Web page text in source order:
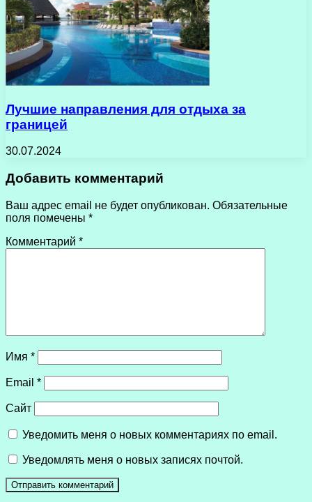
Лучшие направления для отдыха за
границей
30.07.2024
Добавить комментарий
Ваш адрес email не будет опубликован. Обязательные
поля помечены *
Комментарий *
Имя *
Email *
Сайт
Уведомить меня о новых комментариях по email.
Уведомлять меня о новых записях почтой.